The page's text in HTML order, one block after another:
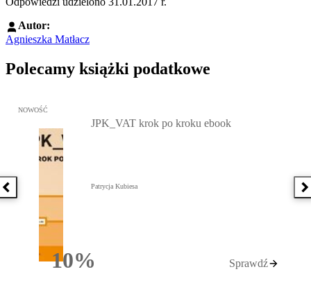
Autor:
Agnieszka Matłacz
Polecamy książki podatkowe
Poprzednia książka
Przejdź do: JPK_VAT krok po kroku ebook, Patrycja Kubiesa -
NOWOŚĆ
10%Rabatu
JPK_VAT krok po kroku ebook
Patrycja Kubiesa
Sprawdź